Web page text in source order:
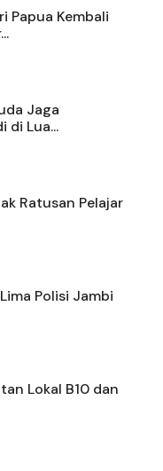
Papua Kembali
Jaga
di Lua...
Ratusan Pelajar
Polisi Jambi
Lokal B10 dan